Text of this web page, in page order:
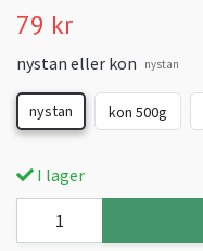
79 kr
nystan eller kon nystan
nystan kon 500g
I lager